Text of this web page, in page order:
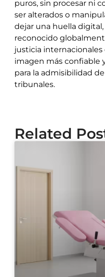
puros, sin procesar ni
ser alterados o
dejar una huella
reconocido
justicia
imagen más confiable
para la admisibilidad
tribunales.
Related